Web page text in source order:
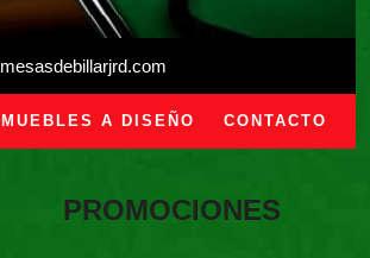
MUEBLES A DISEÑO CONTACTO
PROMOCIONES